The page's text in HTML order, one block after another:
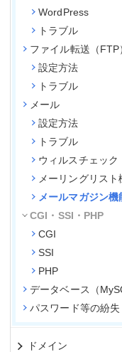
WordPress
トラブル
ファイル転送（FTP
設定方法
トラブル
メール
設定方法
トラブル
ウィルスチェック
メーリングリスト
メールマガジン機
CGI・SSI・PHP
CGI
SSI
PHP
データベース（
パスワード等の紛失
ドメイン